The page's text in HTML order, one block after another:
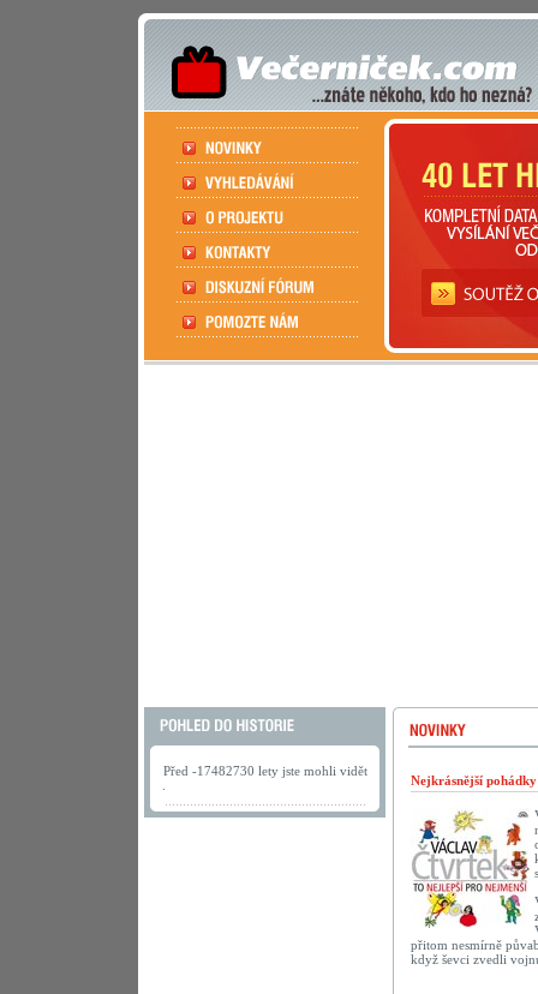
Před -17482730 lety jste mohli vidět
Nejkrásnější
přitom nesmírně
když ševci zvedli